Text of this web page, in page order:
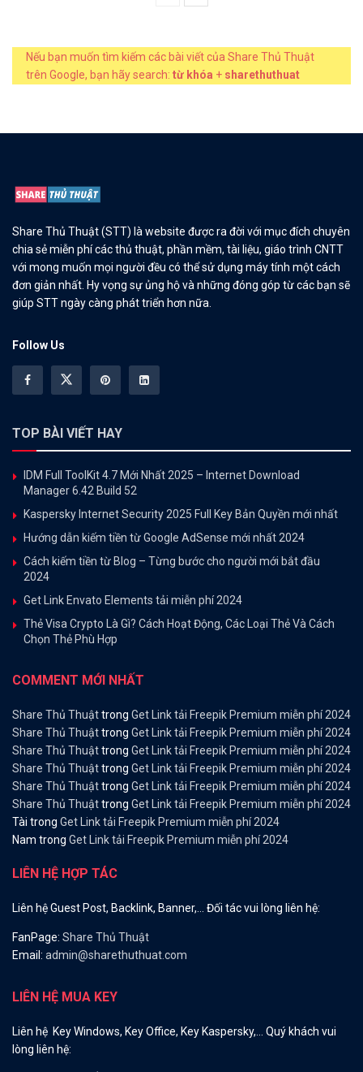
Nếu bạn muốn tìm kiếm các bài viết của Share Thủ Thuật
trên Google, bạn hãy search: từ khóa + sharethuthuat
Share Thủ Thuật (STT) là website được ra đời với mục đích chuyên
chia sẻ miễn phí các thủ thuật, phần mềm, tài liệu, giáo trình CNTT
với mong muốn mọi người đều có thể sử dụng máy tính một cách
đơn giản nhất. Hy vọng sự ủng hộ và những đóng góp từ các bạn sẽ
giúp STT ngày càng phát triển hơn nữa.
Follow Us
TOP BÀI VIẾT HAY
IDM Full ToolKit 4.7 Mới Nhất 2025 – Internet Download
Manager 6.42 Build 52
Kaspersky Internet Security 2025 Full Key Bản Quyền mới nhất
Hướng dẫn kiếm tiền từ Google AdSense mới nhất 2024
Cách kiếm tiền từ Blog – Từng bước cho người mới bắt đầu
2024
Get Link Envato Elements tải miễn phí 2024
Thẻ Visa Crypto Là Gì? Cách Hoạt Động, Các Loại Thẻ Và Cách
Chọn Thẻ Phù Hợp
COMMENT MỚI NHẤT
Share Thủ Thuậttrong Get Link tải Freepik Premium miễn phí 2024
Share Thủ Thuậttrong Get Link tải Freepik Premium miễn phí 2024
Share Thủ Thuậttrong Get Link tải Freepik Premium miễn phí 2024
Share Thủ Thuậttrong Get Link tải Freepik Premium miễn phí 2024
Share Thủ Thuậttrong Get Link tải Freepik Premium miễn phí 2024
Share Thủ Thuậttrong Get Link tải Freepik Premium miễn phí 2024
Tài trong Get Link tải Freepik Premium miễn phí 2024
Nam trong Get Link tải Freepik Premium miễn phí 2024
LIÊN HỆ HỢP TÁC
Liên hệ Guest Post, Backlink, Banner,… Đối tác vui lòng liên hệ:
FanPage: Share Thủ Thuật
Email: admin@sharethuthuat.com
LIÊN HỆ MUA KEY
Liên hệ Key Windows, Key Office, Key Kaspersky,… Quý khách vui
lòng liên hệ: